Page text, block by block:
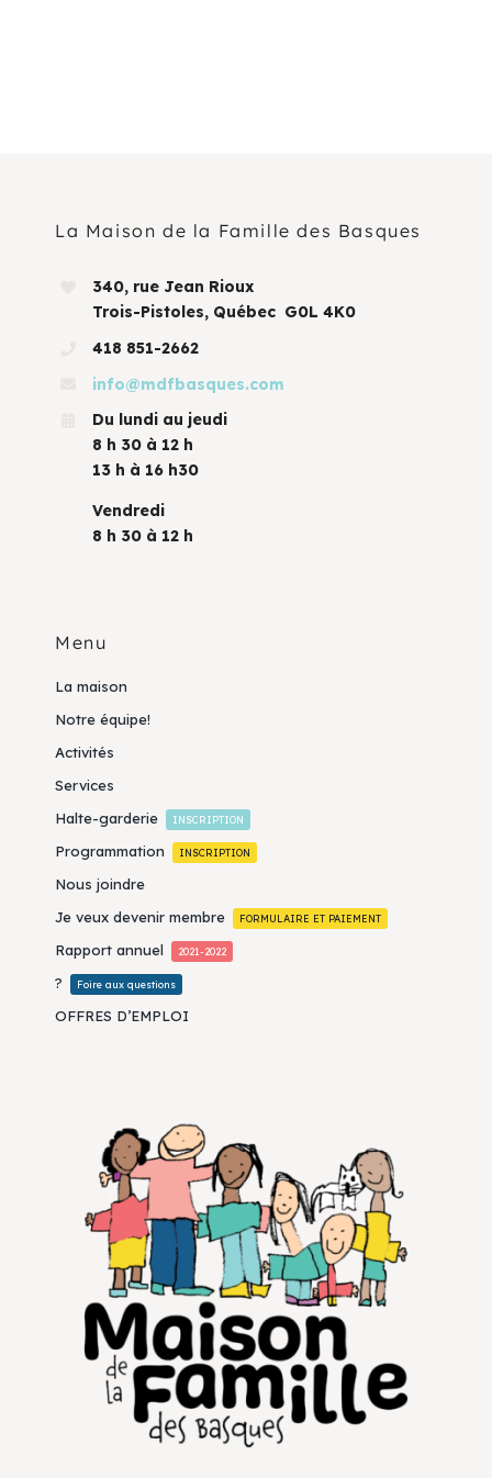
La Maison de la Famille des Basques
340, rue Jean Rioux
Trois-Pistoles, Québec G0L 4K0
418 851-2662
info@mdfbasques.com
Du lundi au jeudi
8 h 30 à 12 h
13 h à 16 h30
Vendredi
8 h 30 à 12 h
Menu
La maison
Notre équipe!
Activités
Services
Halte-garderie
INSCRIPTION
Programmation INSCRIPTION
Nous joindre
Je veux devenir membre
FORMULAIRE ET PAIEMENT
Rapport annuel 2021-2022
? Foire aux questions
OFFRES D’EMPLOI